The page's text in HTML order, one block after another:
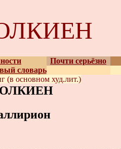
Почти серьёзно
словарь
(в основном худ.лит.)